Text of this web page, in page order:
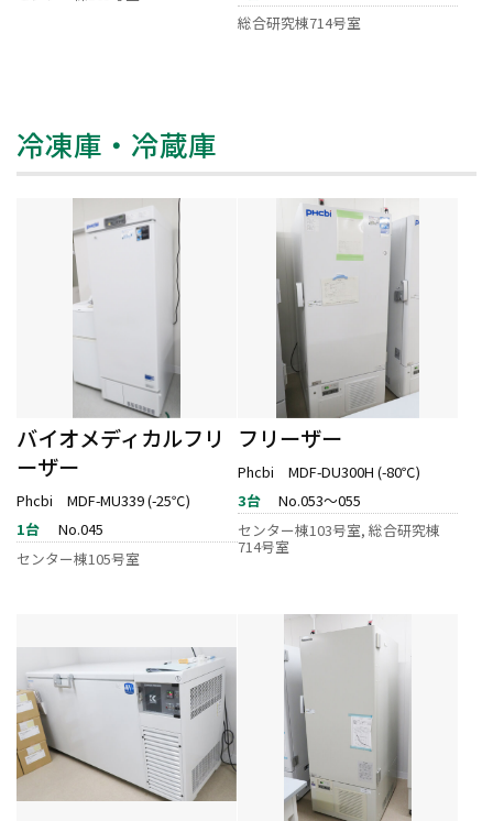
総合研究棟714号室
冷凍庫・冷蔵庫
バイオメディカルフリ
ーザー
Phcbi MDF-MU339 (-25℃)
1台
No.045
センター棟105号室
フリーザー
Phcbi MDF-DU300H (-80℃)
3台
No.053～055
センター棟103号室, 総合研究棟
714号室